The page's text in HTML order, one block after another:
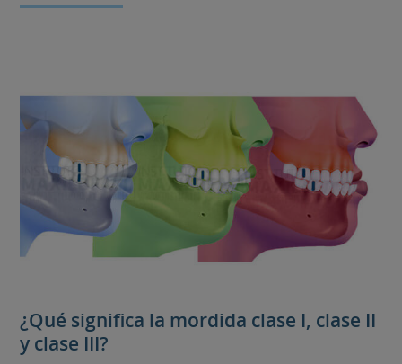
¿Qué significa la mordida clase I, clase II
y clase III?